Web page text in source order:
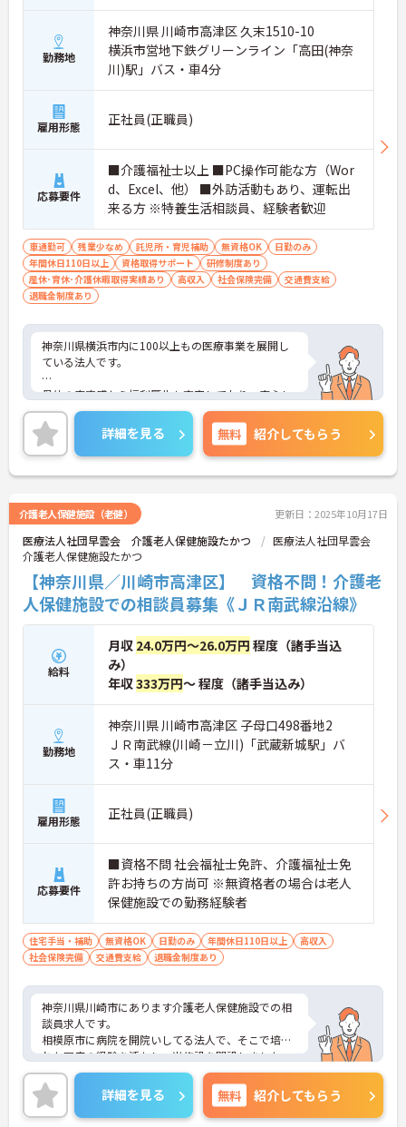
勤務地
神奈川県 川崎市高津区 久末1510-10
横浜市営地下鉄グリーンライン「高田(神奈
川)駅」バス・車4分
雇用形態 正社員(正職員)
応募要件
■介護福祉士以上 ■PC操作可能な方（Wor
d、Excel、他） ■外訪活動もあり、運転出
来る方 ※特養生活相談員、経験者歓迎
車通勤可 残業少なめ 託児所・育児補助 無資格OK
日勤のみ
年間休日110日以上
資格取得サポート
研修制度あり
産休･育休･介護休暇取得実績あり
高収入 社会保険完備
交通費支給
退職金制度あり
神奈川県横浜市内に100以上もの医療事業を展開し
ている法人です。
母体の安定感から福利厚生も充実しており、安心し
て長く働いて頂けます。
残業もほぼなく、月9日休みとワークライフバラン
スの取りやすい環境です。
せ。
詳細を見る 無料 紹介してもらう
介護老人保健施設（老健） 更新日：2025年10月17日
医療法人社団早雲会 介護老人保健施設たかつ
医療法人社団早雲会
介護老人保健施設たかつ
【神奈川県／川崎市高津区】 資格不問！介護老
人保健施設での相談員募集《ＪＲ南武線沿線》
給料
月収 24.0万円～26.0万円 程度（諸手当込
み）
年収333万円～ 程度（諸手当込み）
勤務地
神奈川県 川崎市高津区 子母口498番地2
ＪＲ南武線(川崎－立川)「武蔵新城駅」バ
ス・車11分
雇用形態 正社員(正職員)
応募要件
■資格不問 社会福祉士免許、介護福祉士免
許お持ちの方尚可 ※無資格者の場合は老人
保健施設での勤務経験者
住宅手当・補助 無資格OK 日勤のみ 年間休日110日以上
高収入
社会保険完備
交通費支給 退職金制度あり
神奈川県川崎市にあります介護老人保健施設での相
談員求人です。
相模原市に病院を開院いしてる法人で、そこで培わ
れた医療の経験を活かし、当施設を開設しました。
現在は複数のクリニック、施設も開設しており母体
の安定感は抜群です。賞与3.0ヶ月分支給実績があ
り、頑張りがしっかりと反映されるのも特徴です。
ご興味のあある方は是非お気軽にお問い合わせくだ
詳細を見る 無料 紹介してもらう